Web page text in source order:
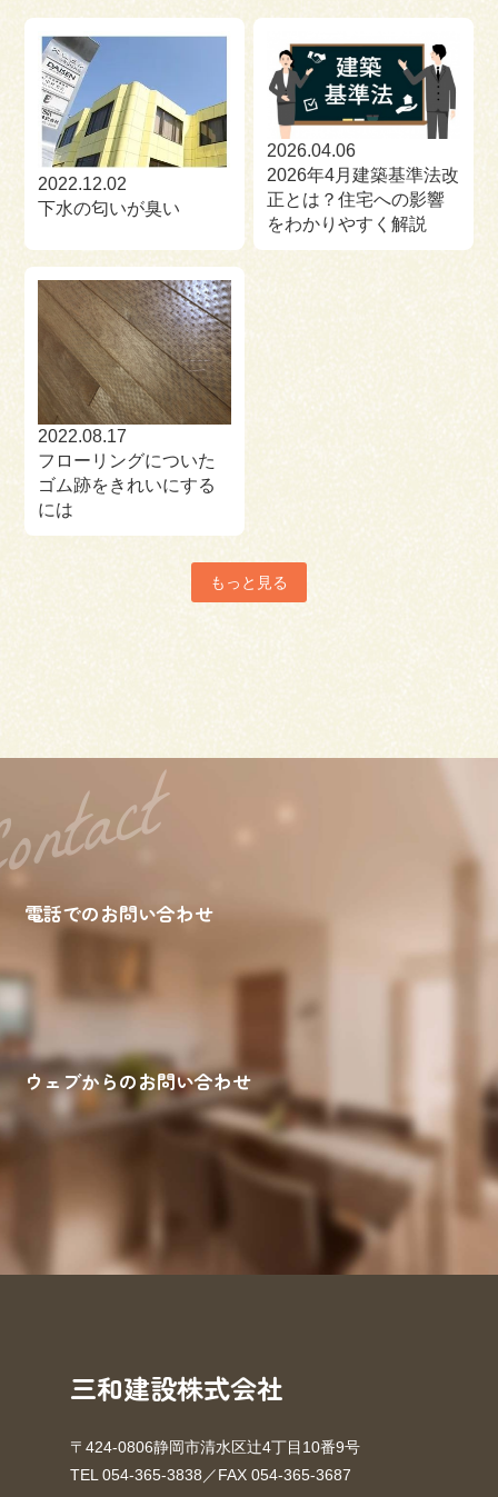
2022.12.02
下水の匂いが臭い
2026.04.06
2026年4月建築基準法改
正とは？住宅への影響
をわかりやすく解説
2022.08.17
フローリングについた
ゴム跡をきれいにする
には
もっと見る
電話でのお問い合わせ
ウェブからのお問い合わせ
お問い合わせ 資料請求
三和建設株式会社
〒424-0806静岡市清水区辻4丁目10番9号
TEL 054-365-3838／FAX 054-365-3687